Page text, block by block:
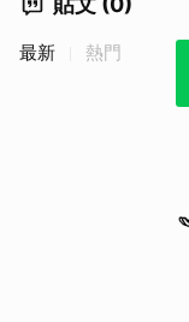
最新 熱門